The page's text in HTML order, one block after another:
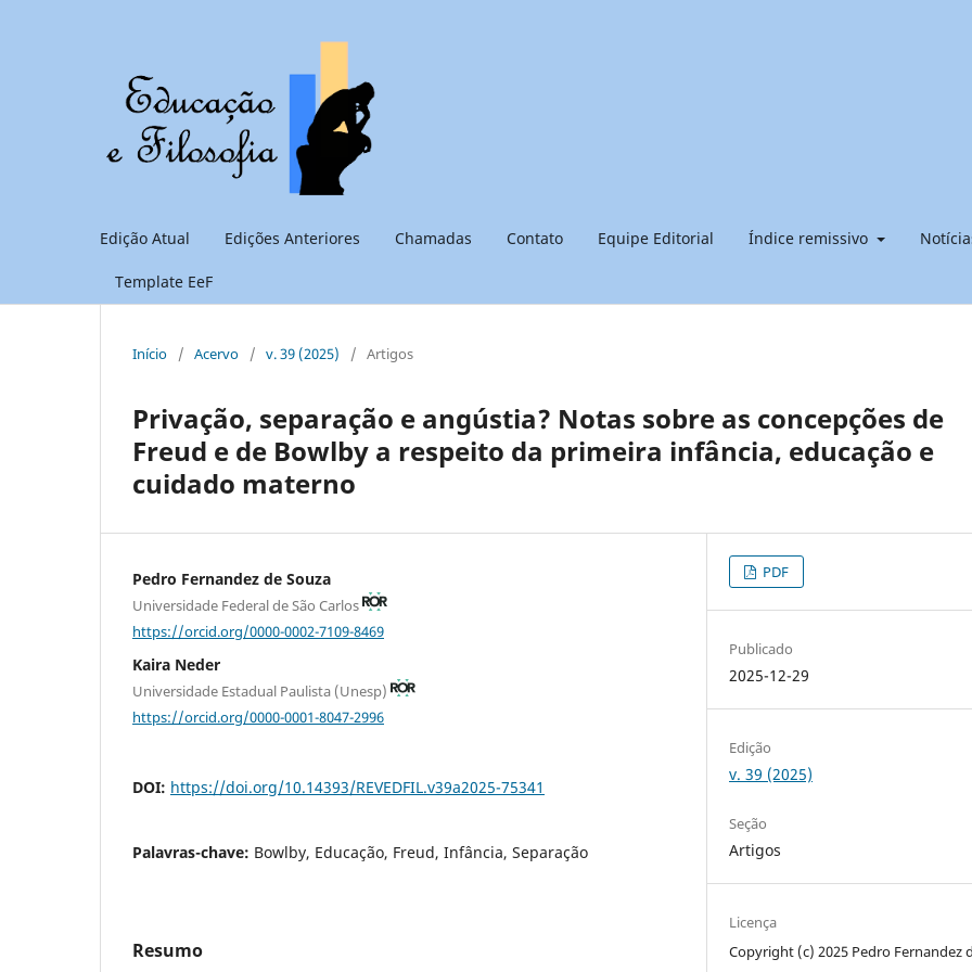
Edição Atual Edições Anteriores Chamadas Contato Equipe Editorial Índice remissivo
Template EeF
Início / Acervo / v. 39 (2025) / Artigos
Privação, separação e angústia? Notas sobre as concepções de
Freud e de Bowlby a respeito da primeira infância, educação e
cuidado materno
Pedro Fernandez de Souza
Universidade Federal de São Carlos
https://orcid.org/0000-0002-7109-8469
Kaira Neder
Universidade Estadual Paulista (Unesp)
https://orcid.org/0000-0001-8047-2996
DOI: https://doi.org/10.14393/REVEDFIL.v39a2025-75341
Palavras-chave: Bowlby, Educação, Freud, Infância, Separação
Resumo
PDF
Publicado
2025-12-29
Edição
v. 39 (2025)
Seção
Artigos
Licença
Copyright (c) 2025 Pedro Fernandez